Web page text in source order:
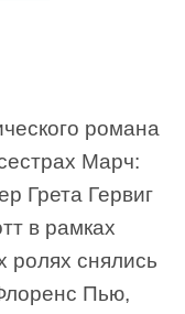
романа
Марч:
Грета Гервиг
в рамках
ролях снялись
Пью,